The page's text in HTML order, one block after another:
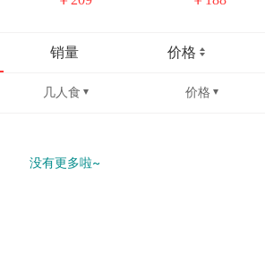
销量 价格
几人食 价格
没有更多啦~